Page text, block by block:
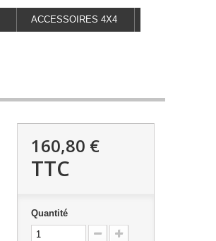
ACCESSOIRES 4X4
160,80 €
TTC
Quantité